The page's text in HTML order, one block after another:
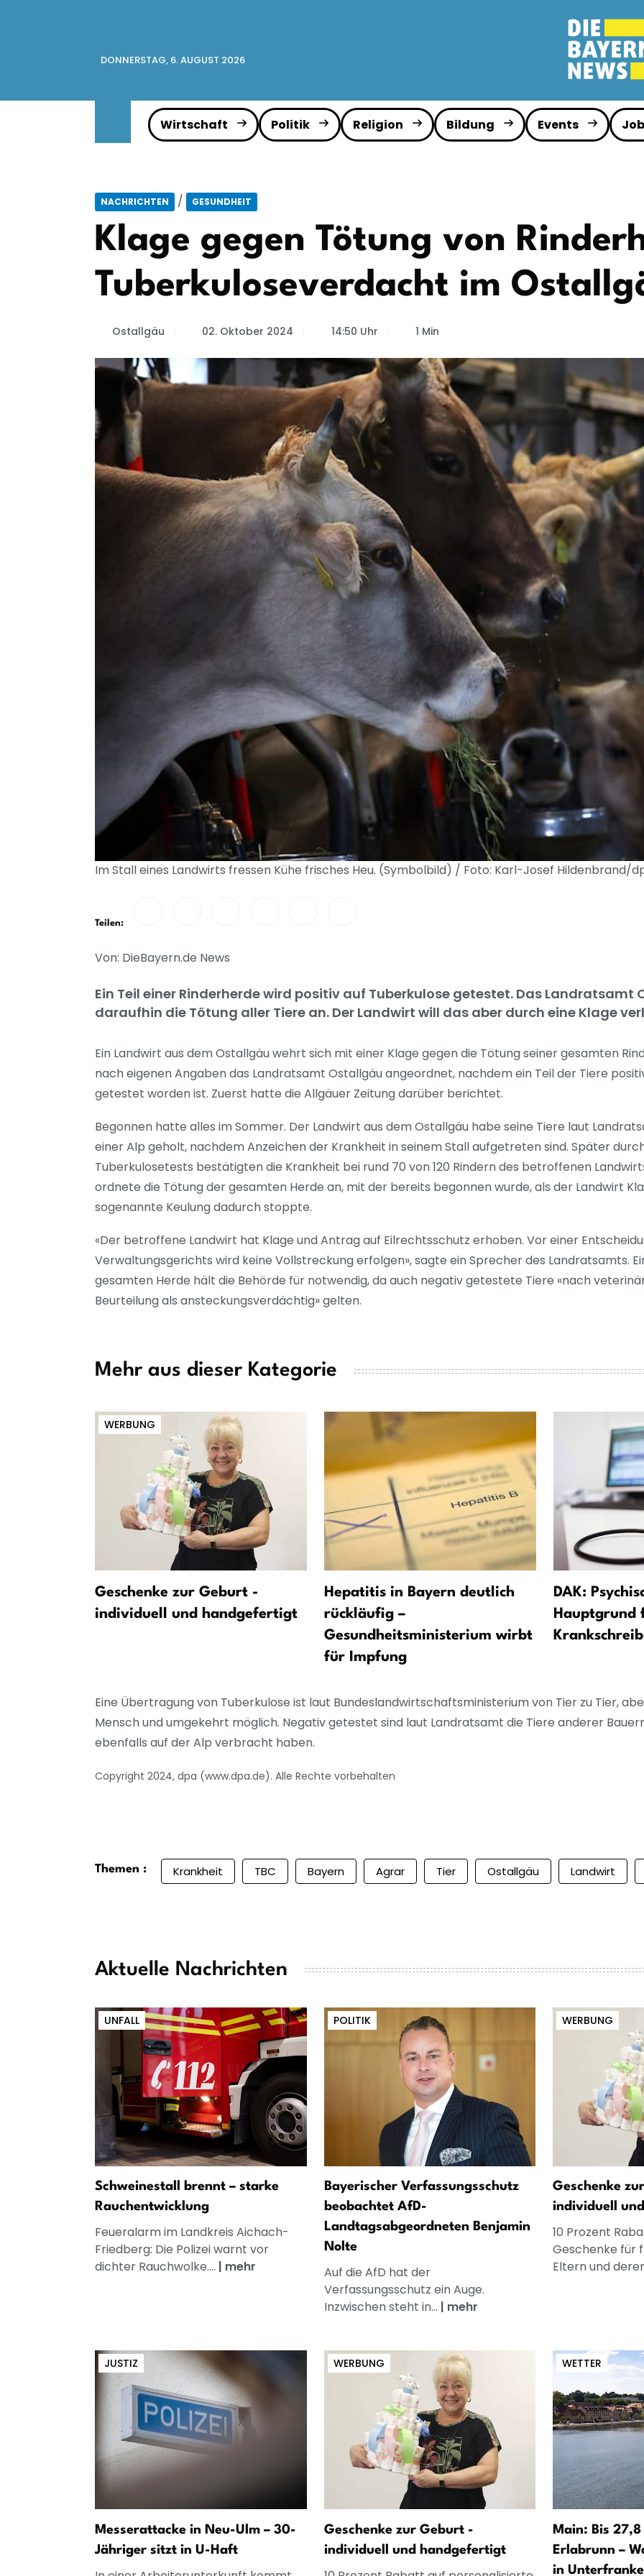
DONNERSTAG, 6. AUGUST 2026
Wirtschaft Politik Religion Bildung Events
NACHRICHTEN / GESUNDHEIT
Klage gegen Tötung von
Tuberkuloseverdacht im
Ostallgäu 02. Oktober 2024 14:50 Uhr 1 Min
Im Stall eines Landwirts fressen Kühe frisches Heu. (Symbolbild) / Foto: Karl-Josef Hildenbrand/
Teilen:
Von: DieBayern.de News
Ein Teil einer Rinderherde wird positiv auf Tuberkulose getestet. Das
daraufhin die Tötung aller Tiere an. Der Landwirt will das aber durch eine Klage
Ein Landwirt aus dem Ostallgäu wehrt sich mit einer Klage gegen die Tötung seiner gesamten
nach eigenen Angaben das Landratsamt Ostallgäu angeordnet, nachdem ein Teil der Tiere
getestet worden ist. Zuerst hatte die Allgäuer Zeitung darüber berichtet.
Begonnen hatte alles im Sommer. Der Landwirt aus dem Ostallgäu habe seine Tiere laut
einer Alp geholt, nachdem Anzeichen der Krankheit in seinem Stall aufgetreten sind. Später
Tuberkulosetests bestätigten die Krankheit bei rund 70 von 120 Rindern des betroffenen
ordnete die Tötung der gesamten Herde an, mit der bereits begonnen wurde, als der Landwirt
sogenannte Keulung dadurch stoppte.
«Der betroffene Landwirt hat Klage und Antrag auf Eilrechtsschutz erhoben. Vor einer
Verwaltungsgerichts wird keine Vollstreckung erfolgen», sagte ein Sprecher des Landratsamts.
gesamten Herde hält die Behörde für notwendig, da auch negativ getestete Tiere «nach
Beurteilung als ansteckungsverdächtig» gelten.
Mehr aus dieser Kategorie
WERBUNG
Geschenke zur Geburt -
individuell und handgefertigt
Hepatitis in Bayern deutlich
rückläufig –
Gesundheitsministerium wirbt
für Impfung
DAK:
Hauptgrund
Eine Übertragung von Tuberkulose ist laut Bundeslandwirtschaftsministerium von Tier zu Tier,
Mensch und umgekehrt möglich. Negativ getestet sind laut Landratsamt die Tiere anderer
ebenfalls auf der Alp verbracht haben.
Copyright 2024, dpa (www.dpa.de). Alle Rechte vorbehalten
Themen : Krankheit TBC Bayern Agrar Tier Ostallgäu Landwirt
Aktuelle Nachrichten
UNFALL
Schweinestall brennt – starke
Rauchentwicklung
Feueralarm im Landkreis Aichach-
Friedberg: Die Polizei warnt vor
dichter Rauchwolke.... | mehr
POLITIK
Bayerischer Verfassungsschutz
beobachtet AfD-
Landtagsabgeordneten Benjamin
Nolte
Auf die AfD hat der
Verfassungsschutz ein Auge.
Inzwischen steht in... | mehr
WERBUNG
Geschenke
individuell
10 Prozent
Geschenke für
Eltern und
JUSTIZ
Messerattacke in Neu-Ulm – 30-
Jähriger sitzt in U-Haft
WERBUNG
Geschenke zur Geburt -
individuell und handgefertigt
WETTER
Main: Bis
Erlabrunn –
in